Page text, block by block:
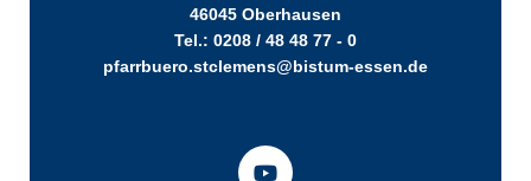
46045 Oberhausen
Tel.: 0208 / 48 48 77 - 0
pfarrbuero.stclemens@bistum-essen.de